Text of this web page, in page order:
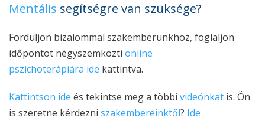
Mentális segítségre van szüksége?
Forduljon bizalommal szakemberünkhöz, foglaljon
időpontot négyszemközti online
pszichoterápiára ide kattintva.
Kattintson ide és tekintse meg a többi videónkat is. Ön
is szeretne kérdezni szakembereinktől? Ide